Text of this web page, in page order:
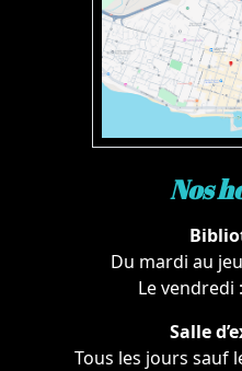
Nos
Du mardi au
Le vendredi
Salle
Tous les jours sauf